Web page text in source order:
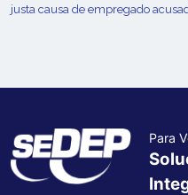
justa causa de empregado
Para